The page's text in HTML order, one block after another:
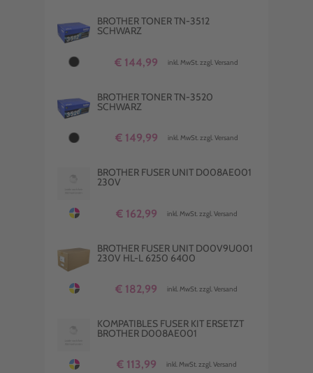
BROTHER TONER TN-3512
SCHWARZ
€ 144,99 inkl. MwSt. zzgl. Versand
BROTHER TONER TN-3520
SCHWARZ
€ 149,99 inkl. MwSt. zzgl. Versand
BROTHER FUSER UNIT D008AE001
230V
€ 162,99 inkl. MwSt. zzgl. Versand
BROTHER FUSER UNIT D00V9U001
230V HL-L 6250 6400
€ 182,99 inkl. MwSt. zzgl. Versand
KOMPATIBLES FUSER KIT ERSETZT
BROTHER D008AE001
€ 113,99 inkl. MwSt. zzgl. Versand